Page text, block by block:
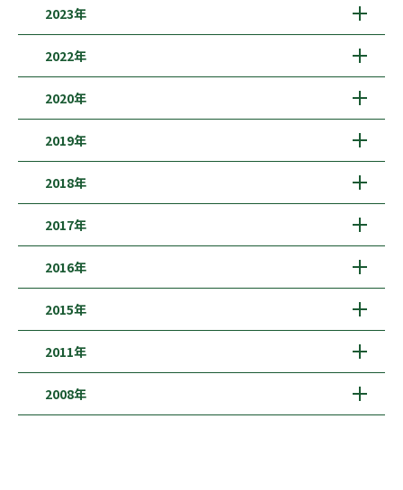
2023年
2022年
2020年
2019年
2018年
2017年
2016年
2015年
2011年
2008年